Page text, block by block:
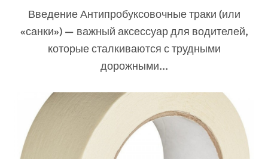
Введение Антипробуксовочные траки (или
«санки») — важный аксессуар для водителей,
которые сталкиваются с трудными
дорожными...